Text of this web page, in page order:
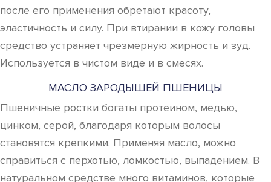
после его применения обретают красоту,
эластичность и силу. При втирании в кожу головы
средство устраняет чрезмерную жирность и зуд.
Используется в чистом виде и в смесях.
МАСЛО ЗАРОДЫШЕЙ ПШЕНИЦЫ
Пшеничные ростки богаты протеином, медью,
цинком, серой, благодаря которым волосы
становятся крепкими. Применяя масло, можно
справиться с перхотью, ломкостью, выпадением. В
натуральном средстве много витаминов, которые